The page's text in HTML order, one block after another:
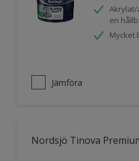
Akrylat/
en
Mycket
Jämföra
Nordsjö Tinova